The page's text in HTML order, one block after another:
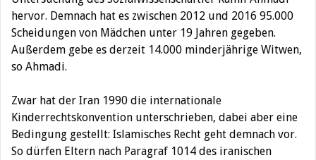
hervor. Demnach hat es zwischen 2012 und 2016 95.000
Scheidungen von Mädchen unter 19 Jahren gegeben.
Außerdem gebe es derzeit 14.000 minderjährige Witwen,
so Ahmadi.
Zwar hat der Iran 1990 die internationale
Kinderrechtskonvention unterschrieben, dabei aber eine
Bedingung gestellt: Islamisches Recht geht demnach vor.
So dürfen Eltern nach Paragraf 1014 des iranischen